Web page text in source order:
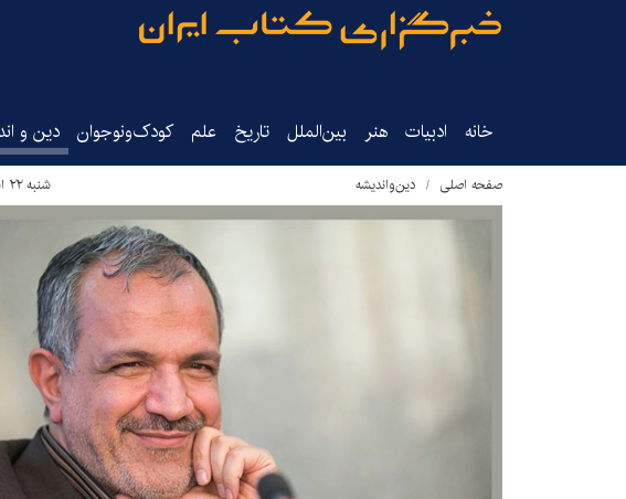
خانه ادبیات هنر بین‌الملل تاریخ‌ علم کودک‌ونوجوان دین و
صفحه اصلی دین‌واندیشه شنبه ۲۲ اسفند ۱۳۹۴ - ۰۸:۳۰